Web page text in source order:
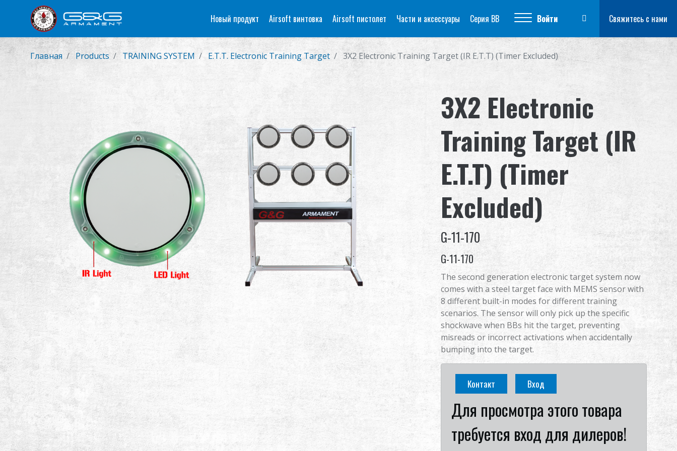
Новый продукт Airsoft винтовка Airsoft пистолет Части и аксессуары Серия BB Войти Свяжитесь с нами
Главная Products TRAINING SYSTEM E.T.T. Electronic Training Target 3X2 Electronic Training Target (IR E.T.T) (Timer Excluded)
3X2 Electronic
Training Target (IR
E.T.T) (Timer
Excluded)
G-11-170
G-11-170
The second generation electronic target system now
comes with a steel target face with MEMS sensor with
8 different built-in modes for different training
scenarios. The sensor will only pick up the specific
shockwave when BBs hit the target, preventing
misreads or incorrect activations when accidentally
bumping into the target.
Контакт Вход
Для просмотра этого товара
требуется вход для дилеров!